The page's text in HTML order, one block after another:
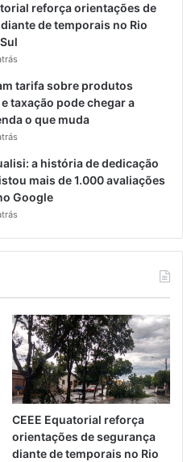
reforça orientações de
de temporais no Rio
tarifa sobre produtos
taxação pode chegar a
o que muda
a história de dedicação
mais de 1.000 avaliações
Google
CEEE Equatorial reforça
orientações de segurança
diante de temporais no Rio